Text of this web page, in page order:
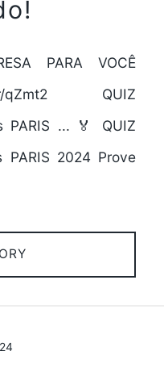
PARA VOCÊ
qZmt2 QUIZ
PARIS ... 🏅 QUIZ
PARIS 2024 Prove